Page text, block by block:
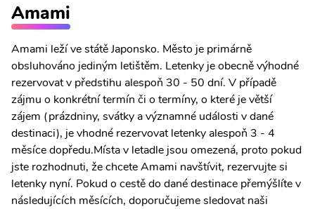
Amami
Amami leží ve státě Japonsko. Město je primárně
obsluhováno jediným letištěm. Letenky je obecně výhodné
rezervovat v předstihu alespoň 30 - 50 dní. V případě
zájmu o konkrétní termín či o termíny, o které je větší
zájem (prázdniny, svátky a významné události v dané
destinaci), je vhodné rezervovat letenky alespoň 3 - 4
měsíce dopředu.Místa v letadle jsou omezená, proto pokud
jste rozhodnuti, že chcete Amami navštívit, rezervujte si
letenky nyní. Pokud o cestě do dané destinace přemýšlíte v
následujících měsících, doporučujeme sledovat naši